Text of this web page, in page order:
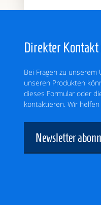
Direkter
Bei Fragen zu
unseren Produkten
dieses Formular oder
kontaktieren. Wir
Newsletter